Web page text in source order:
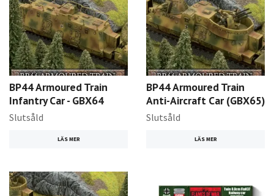
BP44 Armoured Train
Infantry Car - GBX64
Slutsåld
LÄS MER
BP44 Armoured Train
Anti-Aircraft Car (GBX65)
Slutsåld
LÄS MER